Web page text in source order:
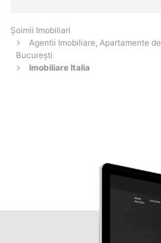
Șoimii Imobiliari
Agentii Imobiliare, Apartamente
Bucureşti
Imobiliare Italia